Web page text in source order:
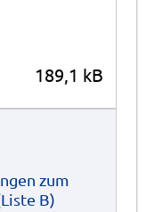
189,1 kB
zum
B)